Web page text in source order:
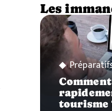
Les
tourisme